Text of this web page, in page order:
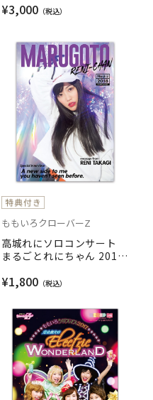
PHILHARMONY ～The
¥3,000
ももいろクローバーZ
高城れにソロコンサート
まるごとれにちゃん 2018
CONCERT OFFICIAL
¥1,800